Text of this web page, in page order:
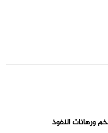
ورهانات النفوذ